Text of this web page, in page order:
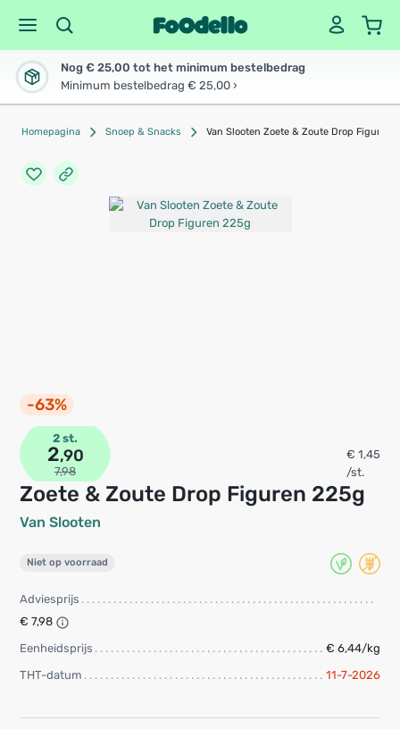
Nog € 25,00 tot het minimum bestelbedrag
Minimum bestelbedrag € 25,00 ›
Homepagina Snoep & Snacks Van Slooten Zoete & Zoute Drop Figuren
-63%
Zoete & Zoute Drop Figuren 225g
Van Slooten
2 st.
2,90
7,98
€ 1,45
/st.
Niet op voorraad
Adviesprijs
€ 7,98
Eenheidsprijs
€ 6,44/kg
THT-datum
11-7-2026